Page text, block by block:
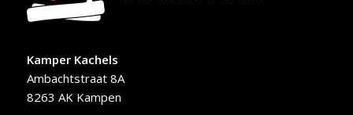
Kamper Kachels
Ambachtstraat 8A
8263 AK Kampen